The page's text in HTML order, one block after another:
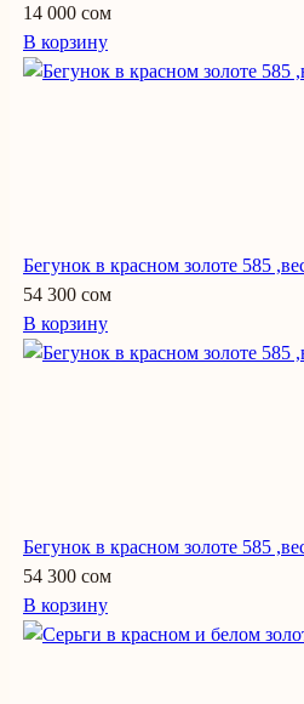
14 000 сом
В корзину
Бегунок в красном золоте 585
54 300 сом
В корзину
Бегунок в красном золоте 585
54 300 сом
В корзину